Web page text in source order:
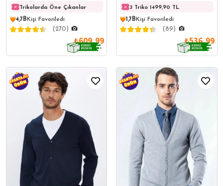
Siyah Hırka
Trikolarda Öne Çıkanlar Trikolarda Öne Çıkanlar
4,7B Kişi Favoriledi
(270)
₺609,99
Gri Hırka
3 Triko 1499,90 TL
1,7B Kişi Favoriledi
(89)
₺536,99